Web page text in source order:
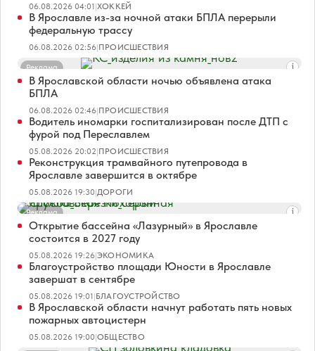
06.08.2026 04:01|ХОККЕЙ
В Ярославле из-за ночной атаки БПЛА перерыли
федеральную трассу
06.08.2026 02:56|ПРОИСШЕСТВИЯ
Реклама
В Ярославской области ночью объявлена атака
БПЛА
06.08.2026 02:46|ПРОИСШЕСТВИЯ
Водитель иномарки госпитализирован после ДТП с
фурой под Переславлем
05.08.2026 20:02|ПРОИСШЕСТВИЯ
Реконструкция трамвайного путепровода в
Ярославле завершится в октябре
05.08.2026 19:30|ДОРОГИ
Реклама
Открытие бассейна «Лазурный» в Ярославле
состоится в 2027 году
05.08.2026 19:26|ЭКОНОМИКА
Благоустройство площади Юности в Ярославле
завершат в сентябре
05.08.2026 19:01|БЛАГОУСТРОЙСТВО
В Ярославской области начнут работать пять новых
пожарных автоцистерн
05.08.2026 19:00|ОБЩЕСТВО